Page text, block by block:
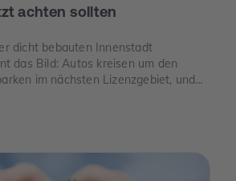
achten sollten
dicht bebauten Innenstadt
das Bild: Autos kreisen um den
im nächsten Lizenzgebiet, und
Wert eines Stellplatzes oder einer